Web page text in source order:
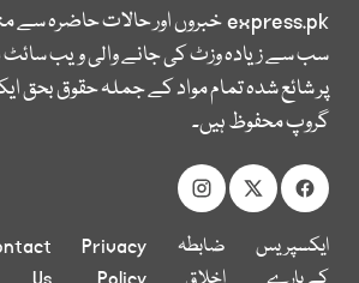
express.pkخبروں اور حالات حاضرہ سے
سب سے زیادہ وزٹ کی جانے والی ویب
پر شائع شدہ تمام مواد کے جملہ حقوق بحق
گروپ محفوظ ہیں۔
ایکسپریس
ضابطہ
Privacy